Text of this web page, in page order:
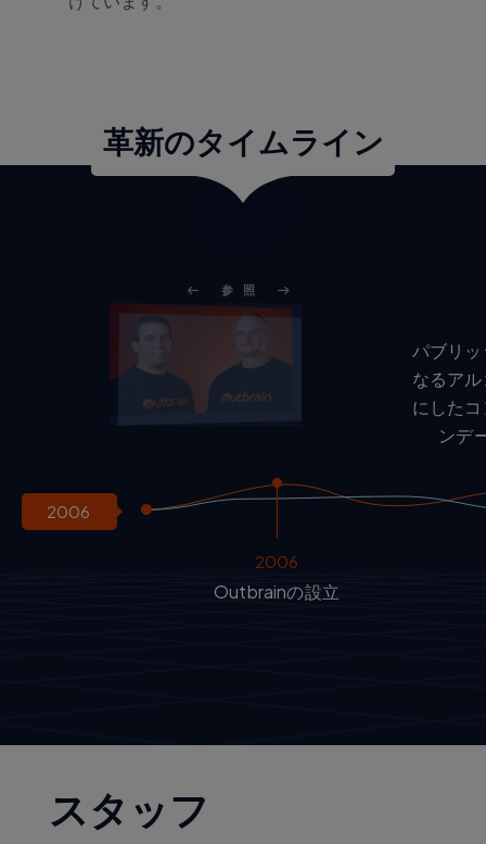
革新のタイムライン
参照
2006
2006
Outbrainの設立
パブリ
なるア
にした
ンデ
スタッフ